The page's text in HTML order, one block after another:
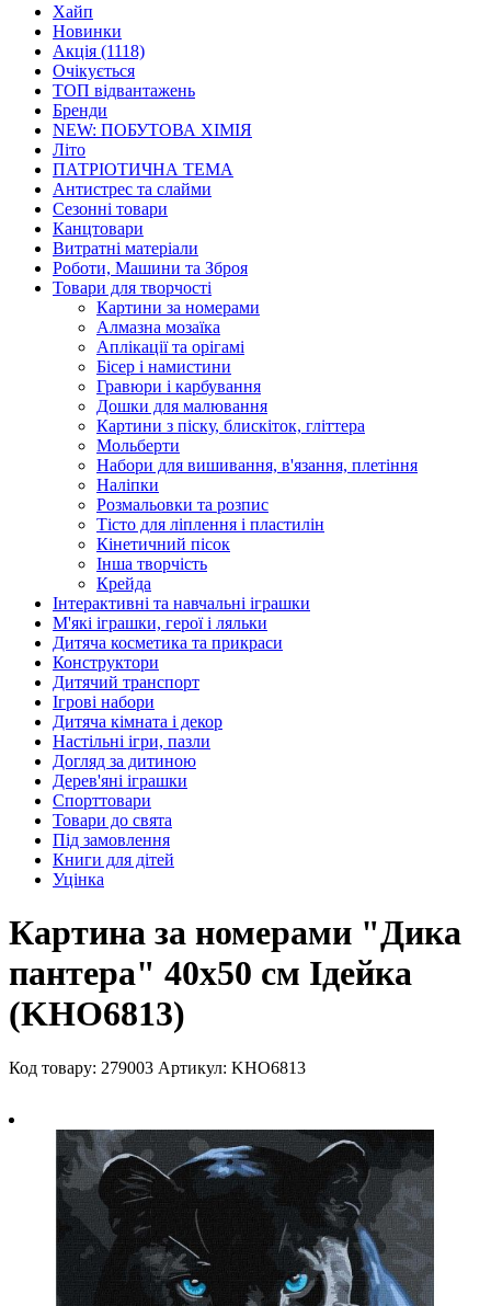
Хайп
Новинки
Акція (1118)
Очікується
ТОП відвантажень
Бренди
NEW: ПОБУТОВА ХІМІЯ
Літо
ПАТРІОТИЧНА ТЕМА
Антистрес та слайми
Сезонні товари
Канцтовари
Витратні матеріали
Роботи, Машини та Зброя
Товари для творчості
Картини за номерами
Алмазна мозаїка
Аплікації та орігамі
Бісер і намистини
Гравюри і карбування
Дошки для малювання
Картини з піску, блискіток, гліттера
Мольберти
Набори для вишивання, в'язання, плетіння
Наліпки
Розмальовки та розпис
Тісто для ліплення і пластилін
Кінетичний пісок
Інша творчість
Крейда
Інтерактивні та навчальні іграшки
М'які іграшки, герої і ляльки
Дитяча косметика та прикраси
Конструктори
Дитячий транспорт
Ігрові набори
Дитяча кімната і декор
Настільні ігри, пазли
Догляд за дитиною
Дерев'яні іграшки
Спорттовари
Товари до свята
Під замовлення
Книги для дітей
Уцінка
Картина за номерами "Дика
пантера" 40х50 см Ідейка
(KHO6813)
Код товару: 279003 Артикул: KHO6813